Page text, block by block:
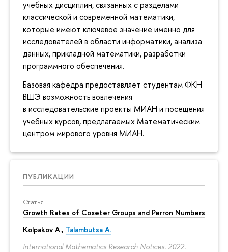
учебных дисциплин, связанных с разделами
классической и современной математики,
которые имеют ключевое значение именно для
исследователей в области информатики, анализа
данных, прикладной математики, разработки
программного обеспечения.
Базовая кафедра предоставляет студентам ФКН
ВШЭ возможность вовлечения
в исследовательские проекты МИАН и посещения
учебных курсов, предлагаемых Математическим
центром мирового уровня МИАН.
ПУБЛИКАЦИИ
Статья
Growth Rates of Coxeter Groups and Perron Numbers
Kolpakov A., Talambutsa A.
International Mathematics Research Notices. 2022.